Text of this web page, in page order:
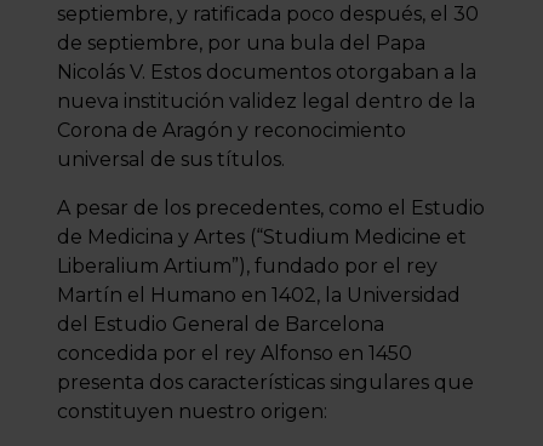
septiembre, y ratificada poco después, el 30
de septiembre, por una bula del Papa
Nicolás V. Estos documentos otorgaban a la
nueva institución validez legal dentro de la
Corona de Aragón y reconocimiento
universal de sus títulos.
A pesar de los precedentes, como el Estudio
de Medicina y Artes (“Studium Medicine et
Liberalium Artium”), fundado por el rey
Martín el Humano en 1402, la Universidad
del Estudio General de Barcelona
concedida por el rey Alfonso en 1450
presenta dos características singulares que
constituyen nuestro origen: